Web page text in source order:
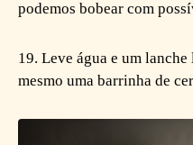
podemos bobear com
19. Leve água e um
mesmo uma barrinha de